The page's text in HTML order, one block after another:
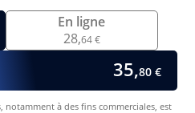
En ligne
28,64 €
35,80 €
à des fins commerciales, est